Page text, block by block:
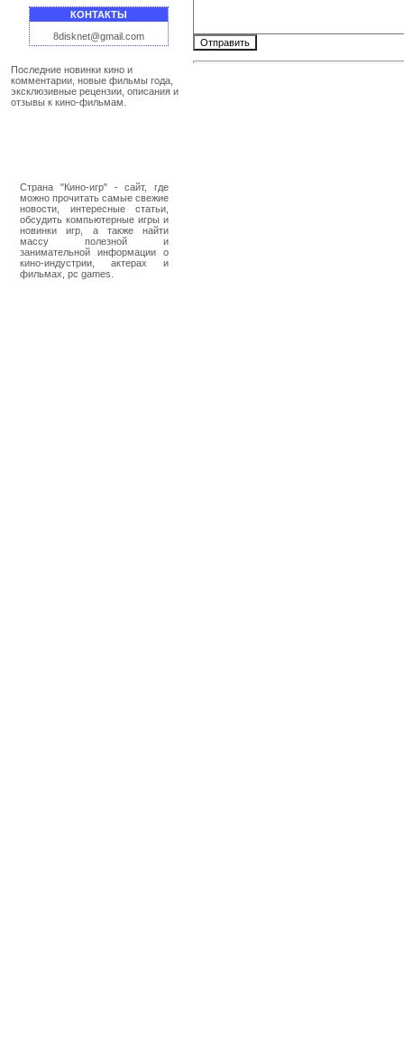
КОНТАКТЫ
8disknet@gmail.com
Последние новинки кино и
комментарии, новые фильмы года,
эксклюзивные рецензии, описания и
отзывы к кино-фильмам.
Страна "Кино-игр" - сайт, где
можно прочитать самые свежие
новости, интересные статьи,
обсудить компьютерные игры и
новинки игр, а также найти
массу полезной и
занимательной информации о
кино-индустрии, актерах и
фильмах, pc games.